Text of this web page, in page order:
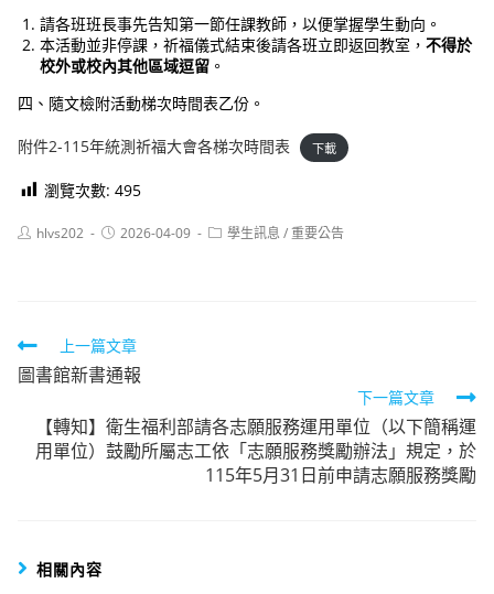
請各班班長事先告知第一節任課教師，以便掌握學生動向。
本活動並非停課，祈福儀式結束後請各班立即返回教室，不得於
校外或校內其他區域逗留 。
四、隨文檢附活動梯次時間表乙份。
附件2-115年統測祈福大會各梯次時間表 下載
瀏覽次數: 495
Posthlvs202
Post2026-04-09
Post學生訊息 /重要公告
Read
more
articles
上一篇文章
圖書館新書通報
下一篇文章
【轉知】衛生福利部請各志願服務運用單位（以下簡稱運
用單位）鼓勵所屬志工依「志願服務獎勵辦法」規定，於
115年5月31日前申請志願服務獎勵
相關內容